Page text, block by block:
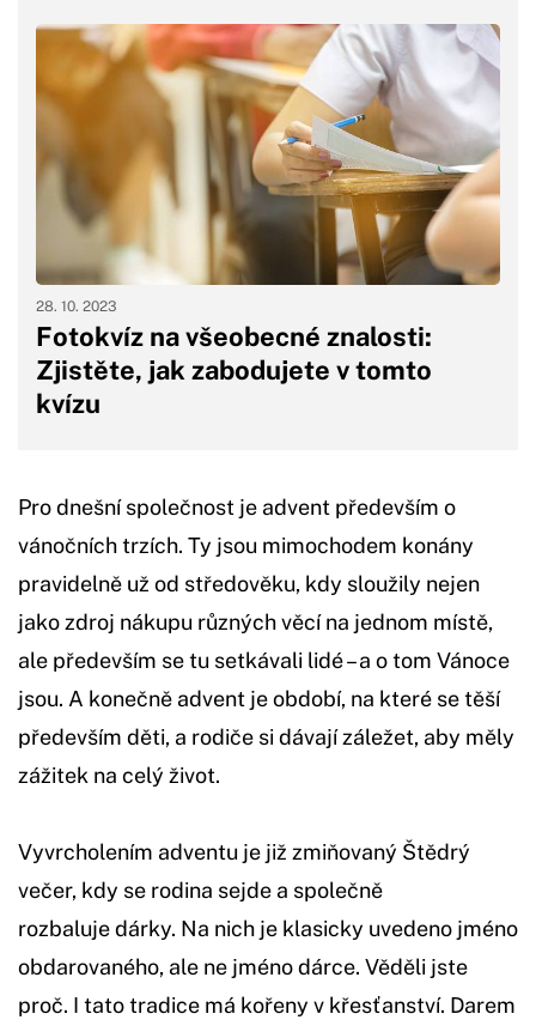
Fotokvíz na všeobecné znalosti:
Zjistěte, jak zabodujete v tomto
kvízu
28. 10. 2023
Pro dnešní společnost je advent především o
vánočních trzích. Ty jsou mimochodem konány
pravidelně už od středověku, kdy sloužily nejen
jako zdroj nákupu různých věcí na jednom místě,
ale především se tu setkávali lidé – a o tom Vánoce
jsou. A konečně advent je období, na které se těší
především děti, a rodiče si dávají záležet, aby měly
zážitek na celý život.
Vyvrcholením adventu je již zmiňovaný Štědrý
večer, kdy se rodina sejde a společně
rozbaluje dárky. Na nich je klasicky uvedeno jméno
obdarovaného, ale ne jméno dárce. Věděli jste
proč. I tato tradice má kořeny v křesťanství. Darem